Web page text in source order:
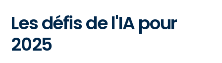
Les défis de l'IA pour
2025